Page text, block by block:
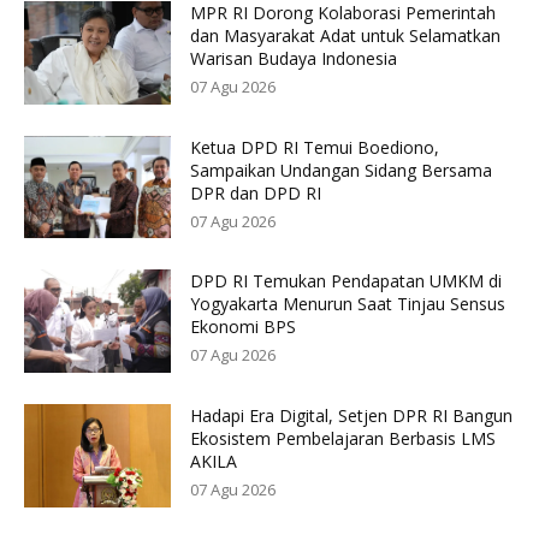
MPR RI Dorong Kolaborasi Pemerintah
dan Masyarakat Adat untuk Selamatkan
Warisan Budaya Indonesia
07 Agu 2026
Ketua DPD RI Temui Boediono,
Sampaikan Undangan Sidang Bersama
DPR dan DPD RI
07 Agu 2026
DPD RI Temukan Pendapatan UMKM di
Yogyakarta Menurun Saat Tinjau Sensus
Ekonomi BPS
07 Agu 2026
Hadapi Era Digital, Setjen DPR RI Bangun
Ekosistem Pembelajaran Berbasis LMS
AKILA
07 Agu 2026